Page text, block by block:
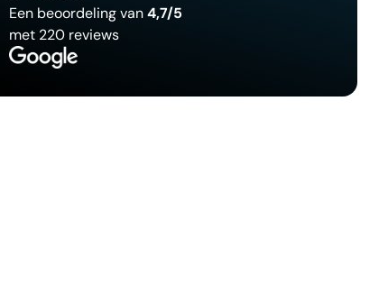
Een beoordeling van4,7/5
met 220 reviews